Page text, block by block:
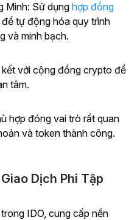
Minh: Sử dụng hợp đồng
tự động hóa quy trình
và minh bạch.
với cộng đồng crypto để
tâm.
hợp đóng vai trò rất quan
và token thành công.
Dịch Phi Tập
IDO, cung cấp nền